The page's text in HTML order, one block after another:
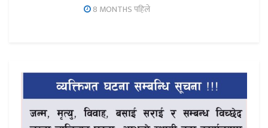
8 MONTHS पहिले